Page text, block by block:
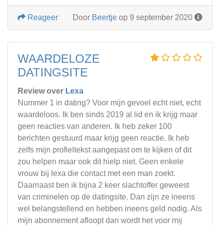
Door Beertje op 9 september 2020
Reageer
WAARDELOZE
DATINGSITE
Review over Lexa
Nummer 1 in dating? Voor mijn gevoel echt niet, echt
waardeloos. Ik ben sinds 2019 al lid en ik krijg maar
geen reacties van anderen. Ik heb zeker 100
berichten gestuurd maar krijg geen reactie. Ik heb
zelfs mijn profieltekst aangepast om te kijken of dit
zou helpen maar ook dit hielp niet. Geen enkele
vrouw bij lexa die contact met een man zoekt.
Daarnaast ben ik bijna 2 keer slachtoffer geweest
van criminelen op de datingsite. Dan zijn ze ineens
wel belangstellend en hebben ineens geld nodig. Als
mijn abonnement afloopt dan wordt het voor mij